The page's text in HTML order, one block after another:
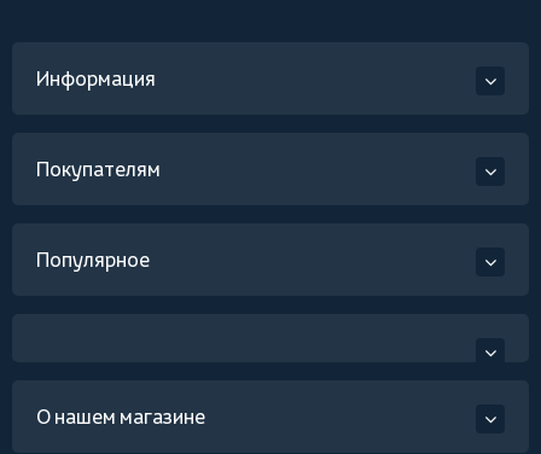
Информация
Покупателям
Популярное
О нашем магазине